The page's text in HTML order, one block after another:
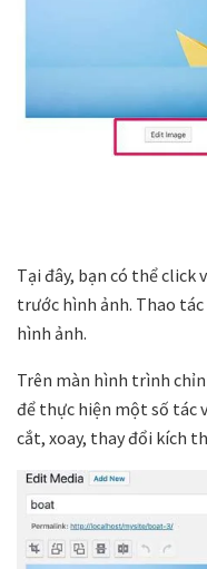
Tại đây, bạn có thể click
trước hình ảnh. Thao
hình ảnh.
Trên màn hình trình
để thực hiện một số tác
cắt, xoay, thay đổi kích